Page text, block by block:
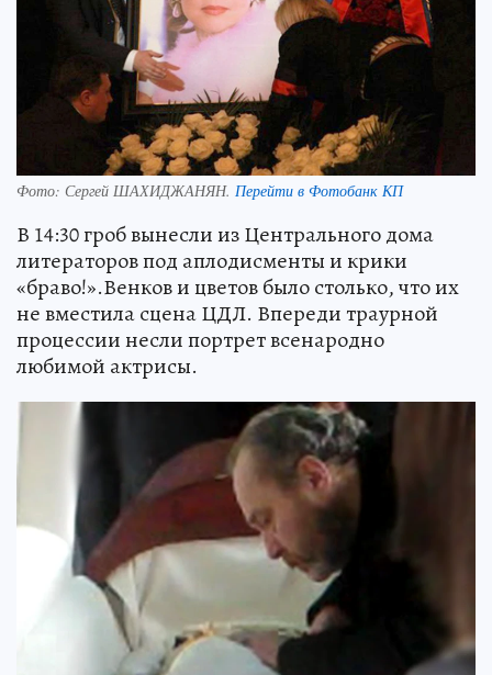
Фото: Сергей ШАХИДЖАНЯН. Перейти в Фотобанк КП
В 14:30 гроб вынесли из Центрального дома
литераторов под аплодисменты и крики
«браво!».Венков и цветов было столько, что их
не вместила сцена ЦДЛ. Впереди траурной
процессии несли портрет всенародно
любимой актрисы.